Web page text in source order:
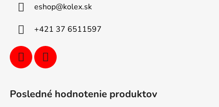
eshop@kolex.sk
+421 37 6511597
Posledné hodnotenie produktov